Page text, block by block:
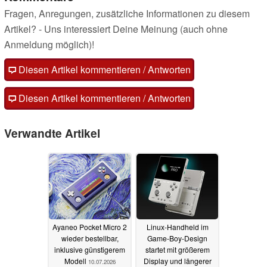
From Color and Retro to Transparent
Earlier GameBaby models leaned into familiar retro-inspired
colors: bright, playful tones with GameBaby Color, and a
more classic grey-and-white palette with GameBaby Retro.
GameBaby Transparent Edition takes a quieter approach. It
creating a smoother, more refined feel in hand while letting
design also recalls the transparent handhelds of the Game
Boy Color era, when seeing the structure of a device was
part of its charm. The result keeps GameBaby’s familiar
silhouette, while giving it a lighter, clearer finish for the
iPhone 17 Pro Max.
Still a Flip-to-Play Case
Fragen, Anregungen, zusätzliche Informationen zu diesem
Artikel? - Uns interessiert Deine Meinung (auch ohne
Anmeldung möglich)!
Diesen Artikel kommentieren / Antworten
Diesen Artikel kommentieren / Antworten
Verwandte Artikel
Ayaneo Pocket Micro 2
wieder bestellbar,
inklusive günstigerem
Modell 10.07.2026
Linux-Handheld im
Game-Boy-Design
startet mit größerem
Display und längerer